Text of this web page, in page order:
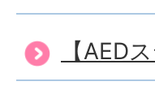
【AED